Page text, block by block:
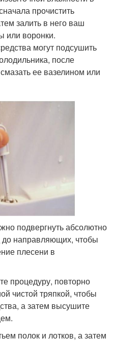
прочистить
залить в него ваш
или воронки.
могут подсушить
после
ее вазелином или
подвергнуть абсолютно
до направляющих, чтобы
плесени в
процедуру, повторно
чистой тряпкой, чтобы
а затем высушите
полок и лотков, а затем